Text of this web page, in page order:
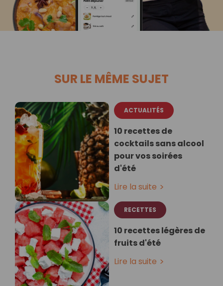
SUR LE MÊME SUJET
ACTUALITÉS
10 recettes de
cocktails sans alcool
pour vos soirées
d'été
Lire la suite
RECETTES
10 recettes légères de
fruits d'été
Lire la suite